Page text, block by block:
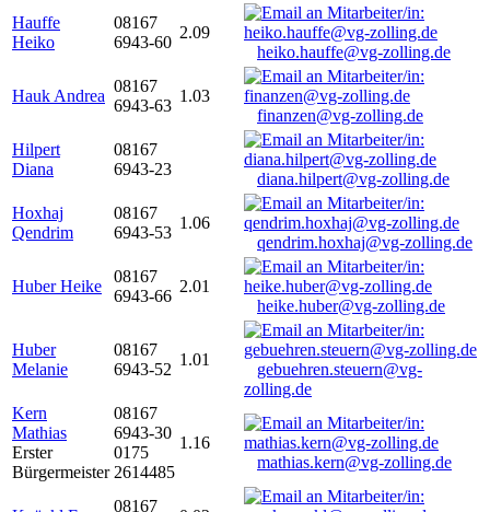
Hauffe
Heiko
08167
6943-60
2.09
heiko.hauffe@vg-zolling.de
Hauk Andrea
08167
6943-63
1.03
finanzen@vg-zolling.de
Hilpert
Diana
08167
6943-23
diana.hilpert@vg-zolling.de
Hoxhaj
Qendrim
08167
6943-53
1.06
qendrim.hoxhaj@vg-zolling.de
Huber Heike
08167
6943-66
2.01
heike.huber@vg-zolling.de
Huber
Melanie
08167
6943-52
1.01
gebuehren.steuern@vg-
zolling.de
Kern
Mathias
Erster
Bürgermeister
08167
6943-30
0175
2614485
1.16
mathias.kern@vg-zolling.de
08167